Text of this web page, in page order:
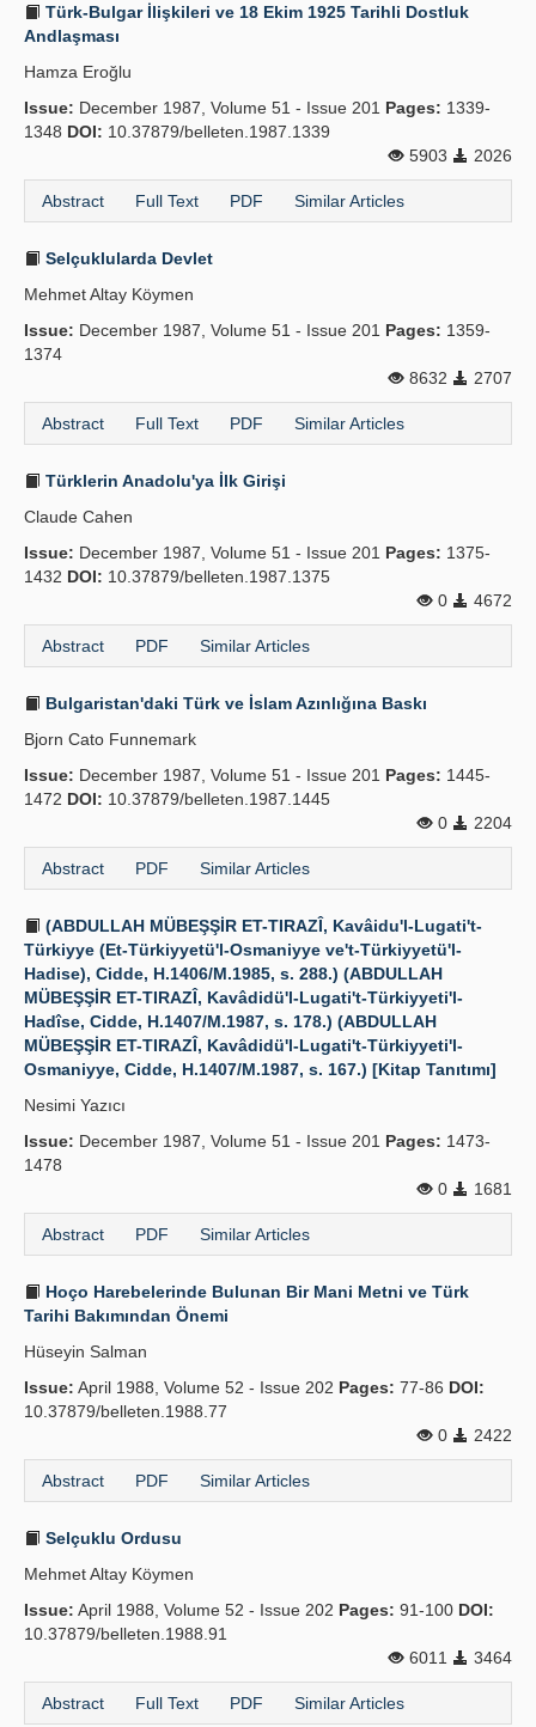
Türk-Bulgar İlişkileri ve 18 Ekim 1925 Tarihli Dostluk
Andlaşması
Hamza Eroğlu
Issue: December 1987, Volume 51 - Issue 201 Pages: 1339-
1348 DOI: 10.37879/belleten.1987.1339
5903
2026
Abstract Full Text PDF Similar Articles
Selçuklularda Devlet
Mehmet Altay Köymen
Issue: December 1987, Volume 51 - Issue 201 Pages: 1359-
1374
8632
2707
Abstract Full Text PDF Similar Articles
Türklerin Anadolu'ya İlk Girişi
Claude Cahen
Issue: December 1987, Volume 51 - Issue 201 Pages: 1375-
1432 DOI: 10.37879/belleten.1987.1375
0
4672
Abstract PDF Similar Articles
Bulgaristan'daki Türk ve İslam Azınlığına Baskı
Bjorn Cato Funnemark
Issue: December 1987, Volume 51 - Issue 201 Pages: 1445-
1472 DOI: 10.37879/belleten.1987.1445
0
2204
Abstract PDF Similar Articles
(ABDULLAH MÜBEŞŞİR ET-TIRAZÎ, Kavâidu'l-Lugati't-
Türkiyye (Et-Türkiyyetü'l-Osmaniyye ve't-Türkiyyetü'l-
Hadise), Cidde, H.1406/M.1985, s. 288.) (ABDULLAH
MÜBEŞŞİR ET-TIRAZÎ, Kavâdidü'l-Lugati't-Türkiyyeti'l-
Hadîse, Cidde, H.1407/M.1987, s. 178.) (ABDULLAH
MÜBEŞŞİR ET-TIRAZÎ, Kavâdidü'l-Lugati't-Türkiyyeti'l-
Osmaniyye, Cidde, H.1407/M.1987, s. 167.) [Kitap Tanıtımı]
Nesimi Yazıcı
Issue: December 1987, Volume 51 - Issue 201 Pages: 1473-
1478
0
1681
Abstract PDF Similar Articles
Hoço Harebelerinde Bulunan Bir Mani Metni ve Türk
Tarihi Bakımından Önemi
Hüseyin Salman
Issue: April 1988, Volume 52 - Issue 202 Pages: 77-86 DOI:
10.37879/belleten.1988.77
0
2422
Abstract PDF Similar Articles
Selçuklu Ordusu
Mehmet Altay Köymen
Issue: April 1988, Volume 52 - Issue 202 Pages: 91-100 DOI:
10.37879/belleten.1988.91
6011
3464
Abstract Full Text PDF Similar Articles